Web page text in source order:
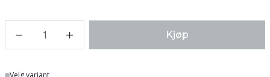
1 Kjøp
Lager
Velg variant